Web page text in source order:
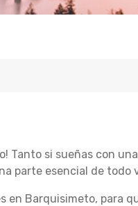
Tanto si sueñas con
parte esencial de todo
Barquisimeto, para